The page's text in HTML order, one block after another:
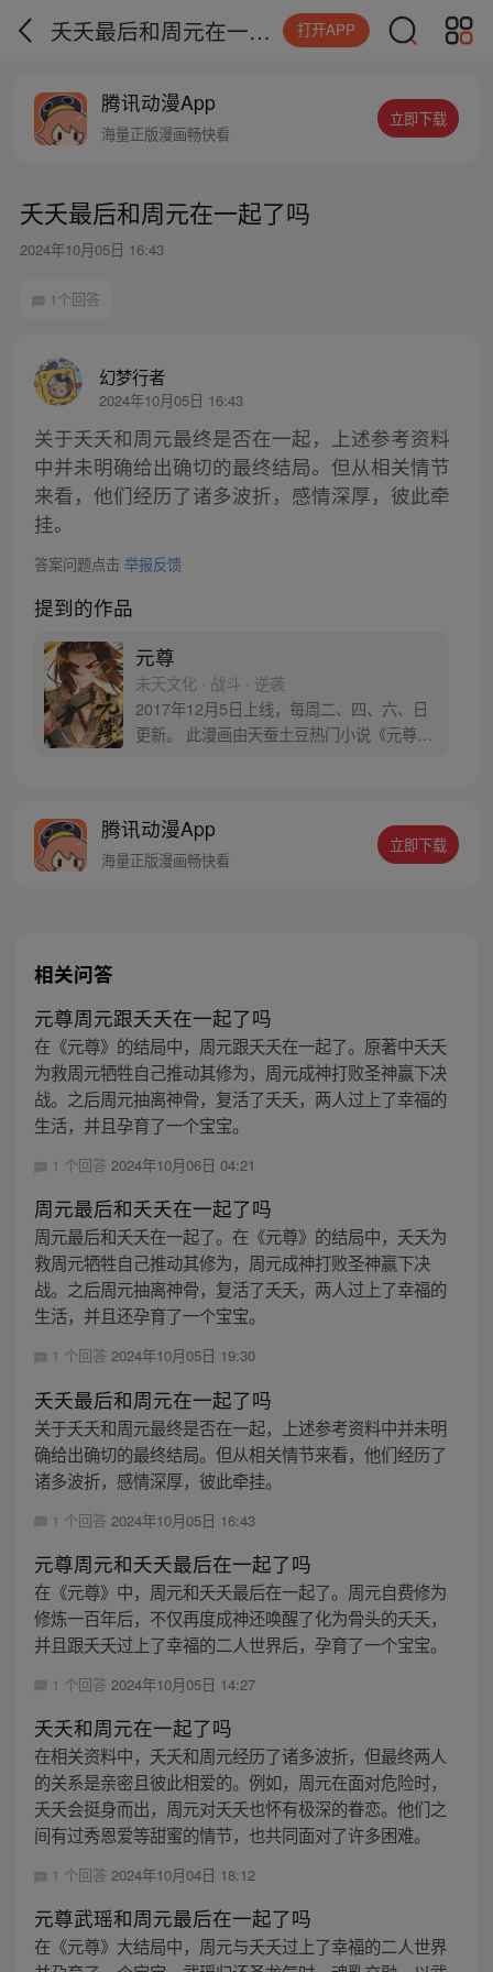
夭夭最后和周元在一起了吗 打开APP
腾讯动漫App
海量正版漫画畅快看
立即下载
夭夭最后和周元在一起了吗
2024年10月05日 16:43
1个回答
幻梦行者
2024年10月05日 16:43
关于夭夭和周元最终是否在一起，上述参考资料
中并未明确给出确切的最终结局。但从相关情节
来看，他们经历了诸多波折，感情深厚，彼此牵
挂。
答案问题点击 举报反馈
提到的作品
元尊
未天文化 · 战斗 · 逆袭
2017年12月5日上线，每周二、四、六、日
更新。 此漫画由天蚕土豆热门小说《元尊》
腾讯动漫App
海量正版漫画畅快看
立即下载
相关问答
元尊周元跟夭夭在一起了吗
在《元尊》的结局中，周元跟夭夭在一起了。原著中夭夭
为救周元牺牲自己推动其修为，周元成神打败圣神赢下决
战。之后周元抽离神骨，复活了夭夭，两人过上了幸福的
生活，并且孕育了一个宝宝。
1 个回答 2024年10月06日 04:21
周元最后和夭夭在一起了吗
周元最后和夭夭在一起了。在《元尊》的结局中，夭夭为
救周元牺牲自己推动其修为，周元成神打败圣神赢下决
战。之后周元抽离神骨，复活了夭夭，两人过上了幸福的
生活，并且还孕育了一个宝宝。
1 个回答 2024年10月05日 19:30
夭夭最后和周元在一起了吗
关于夭夭和周元最终是否在一起，上述参考资料中并未明
确给出确切的最终结局。但从相关情节来看，他们经历了
诸多波折，感情深厚，彼此牵挂。
1 个回答 2024年10月05日 16:43
元尊周元和夭夭最后在一起了吗
在《元尊》中，周元和夭夭最后在一起了。周元自费修为
修炼一百年后，不仅再度成神还唤醒了化为骨头的夭夭，
并且跟夭夭过上了幸福的二人世界后，孕育了一个宝宝。
1 个回答 2024年10月05日 14:27
夭夭和周元在一起了吗
在相关资料中，夭夭和周元经历了诸多波折，但最终两人
的关系是亲密且彼此相爱的。例如，周元在面对危险时，
夭夭会挺身而出，周元对夭夭也怀有极深的眷恋。他们之
间有过秀恩爱等甜蜜的情节，也共同面对了许多困难。
1 个回答 2024年10月04日 18:12
元尊武瑶和周元最后在一起了吗
在《元尊》大结局中，周元与夭夭过上了幸福的二人世界